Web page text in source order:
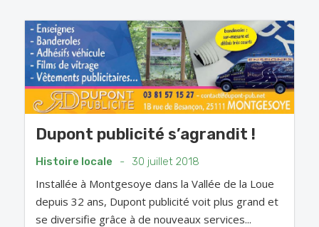
Dupont publicité s’agrandit !
Histoire locale - 30 juillet 2018
Installée à Montgesoye dans la Vallée de la Loue
depuis 32 ans, Dupont publicité voit plus grand et
se diversifie grâce à de nouveaux services...